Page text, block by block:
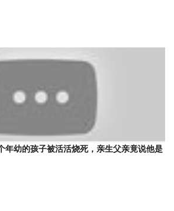
年幼的孩子被活活烧死，亲生父亲竟说他是